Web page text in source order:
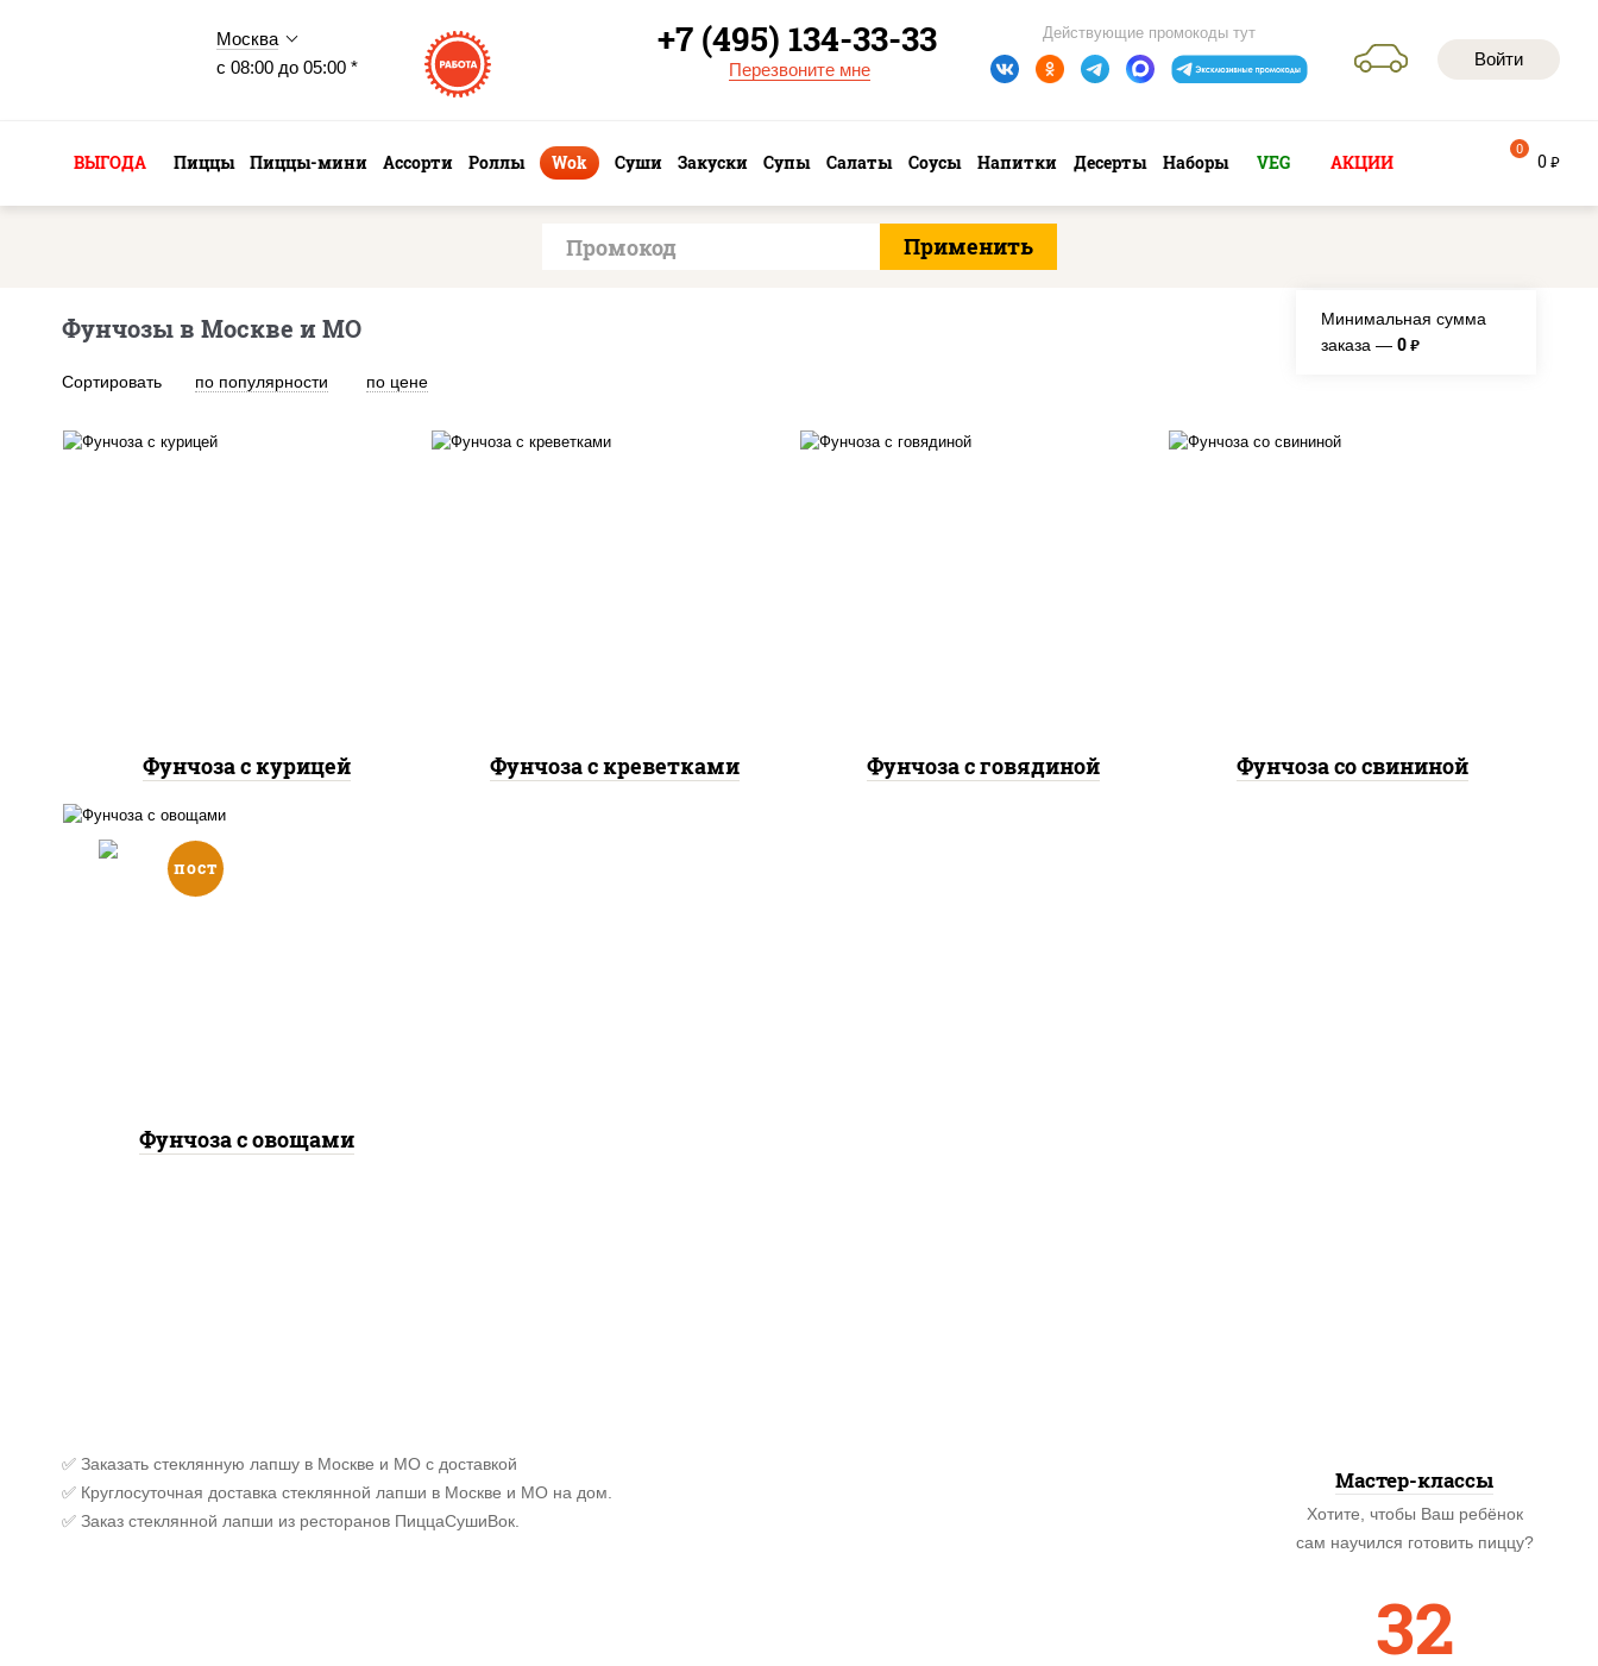
Москва
с 08:00 до 05:00 *
Войти
Действующие промокоды тут
+7 (495) 134-33-33
Перезвоните мне
ВЫГОДА Пиццы Пиццы-мини Ассорти Роллы Wok Суши Закуски Супы Салаты Соусы Напитки Десерты Наборы VEG АКЦИИ 0 руб
0
Фунчозы в Москве и МО
Сортировать по популярности по цене
Минимальная сумма
заказа — 0 руб.
Фунчоза с курицей Фунчоза с креветками Фунчоза с говядиной Фунчоза со свининой
пост
Фунчоза с овощами
✅ Заказать стеклянную лапшу в Москве и МО с доставкой
✅ Круглосуточная доставка стеклянной лапши в Москве и МО на дом.
✅ Заказ стеклянной лапши из ресторанов ПиццаСушиВок.
Мастер-классы
Хотите, чтобы Ваш ребёнок
сам научился готовить пиццу?
32